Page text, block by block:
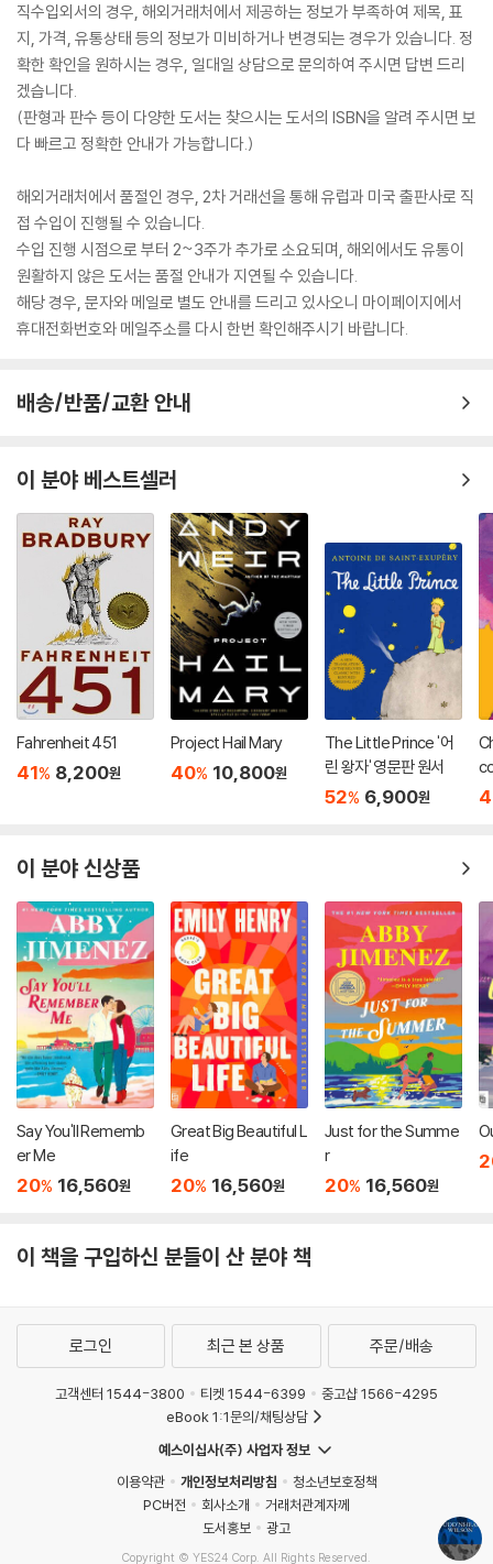
직수입외서의 경우, 해외거래처에서 제공하는 정보가 부족하여 제목, 표
지, 가격, 유통상태 등의 정보가 미비하거나 변경되는 경우가 있습니다. 정
확한 확인을 원하시는 경우, 일대일 상담으로 문의하여 주시면 답변 드리
겠습니다.
(판형과 판수 등이 다양한 도서는 찾으시는 도서의 ISBN을 알려 주시면 보
다 빠르고 정확한 안내가 가능합니다.)
해외거래처에서 품절인 경우, 2차 거래선을 통해 유럽과 미국 출판사로 직
접 수입이 진행될 수 있습니다.
수입 진행 시점으로 부터 2~3주가 추가로 소요되며, 해외에서도 유통이
원활하지 않은 도서는 품절 안내가 지연될 수 있습니다.
해당 경우, 문자와 메일로 별도 안내를 드리고 있사오니 마이페이지에서
휴대전화번호와 메일주소를 다시 한번 확인해주시기 바랍니다.
배송/반품/교환 안내
이 분야 베스트셀러
Fahrenheit 451
41% 8,200원
Project Hail Mary
40% 10,800원
The Little Prince '어
린 왕자' 영문판 원서
52% 6,900원
이 분야 신상품
Say You'll Rememb
er Me
20% 16,560원
Great Big Beautiful L
ife
20% 16,560원
Just for the Summe
r
20% 16,560원
이 책을 구입하신 분들이 산 분야 책
로그인 최근 본 상품 주문/배송
고객센터 1544-3800 티켓 1544-6399
중고샵 1566-4295
eBook 1:1문의/채팅상담
예스이십사(주) 사업자 정보
이용약관
개인정보처리방침
청소년보호정책
PC버전
회사소개
거래처관계자께
도서홍보
광고
Copyright © YES24 Corp. All Rights Reserved.